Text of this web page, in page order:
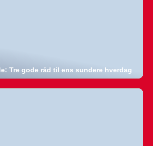
Tre gode råd til ens sundere hverdag